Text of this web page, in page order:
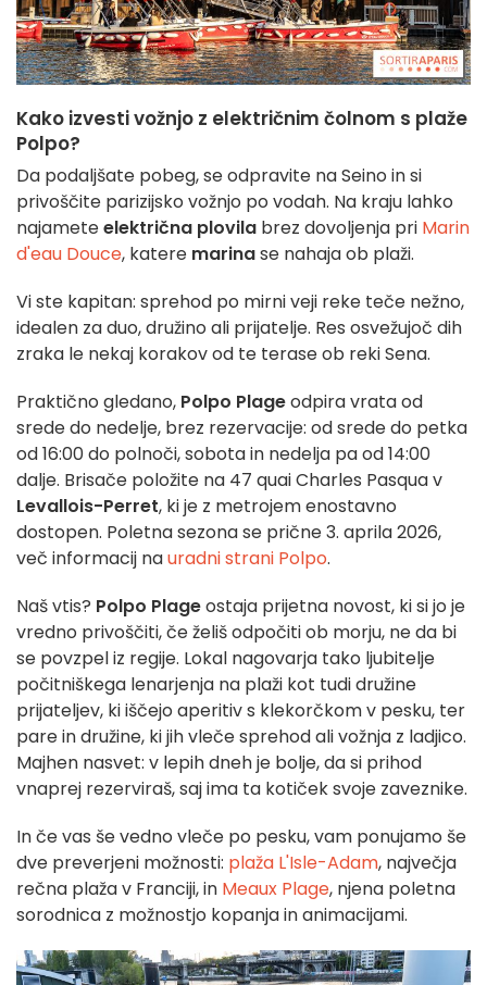
Kako izvesti vožnjo z električnim čolnom s plaže
Polpo?
Da podaljšate pobeg, se odpravite na Seino in si
privoščite parizijsko vožnjo po vodah. Na kraju lahko
najameteelektrična plovila brez dovoljenja pri Marin
d'eau Douce, katere marinase nahaja ob plaži.
Vi ste kapitan: sprehod po mirni veji reke teče nežno,
idealen za duo, družino ali prijatelje. Res osvežujoč dih
zraka le nekaj korakov od te terase ob reki Sena.
Praktično gledano, Polpo Plageodpira vrata od
srede do nedelje, brez rezervacije: od srede do petka
od 16:00 do polnoči, sobota in nedelja pa od 14:00
dalje. Brisače položite na 47 quai Charles Pasqua v
Levallois-Perret, ki je z metrojem enostavno
dostopen. Poletna sezona se prične 3. aprila 2026,
več informacij nauradni strani Polpo.
Naš vtis? Polpo Plageostaja prijetna novost, ki si jo je
vredno privoščiti, če želiš odpočiti ob morju, ne da bi
se povzpel iz regije. Lokal nagovarja tako ljubitelje
počitniškega lenarjenja na plaži kot tudi družine
prijateljev, ki iščejo aperitiv s klekorčkom v pesku, ter
pare in družine, ki jih vleče sprehod ali vožnja z ladjico.
Majhen nasvet: v lepih dneh je bolje, da si prihod
vnaprej rezerviraš, saj ima ta kotiček svoje zaveznike.
In če vas še vedno vleče po pesku, vam ponujamo še
dve preverjeni možnosti: plaža L'Isle-Adam, največja
rečna plaža v Franciji, in Meaux Plage, njena poletna
sorodnica z možnostjo kopanja in animacijami.